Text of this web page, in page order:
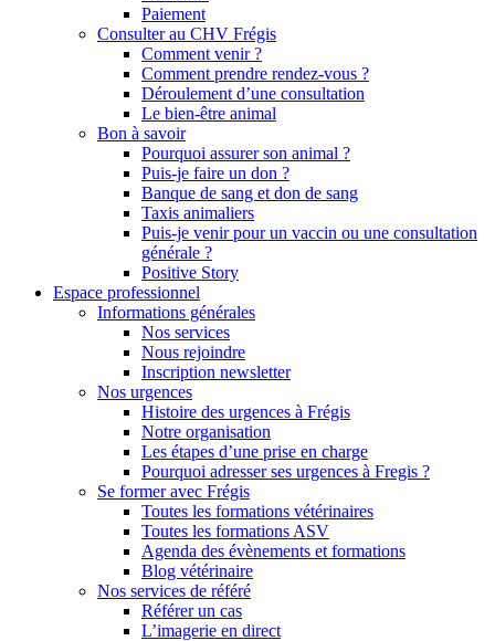
Paiement
Consulter au CHV Frégis
Comment venir ?
Comment prendre rendez-vous ?
Déroulement d’une consultation
Le bien-être animal
Bon à savoir
Pourquoi assurer son animal ?
Puis-je faire un don ?
Banque de sang et don de sang
Taxis animaliers
Puis-je venir pour un vaccin ou une consultation
générale ?
Positive Story
Espace professionnel
Informations générales
Nos services
Nous rejoindre
Inscription newsletter
Nos urgences
Histoire des urgences à Frégis
Notre organisation
Les étapes d’une prise en charge
Pourquoi adresser ses urgences à Fregis ?
Se former avec Frégis
Toutes les formations vétérinaires
Toutes les formations ASV
Agenda des évènements et formations
Blog vétérinaire
Nos services de référé
Référer un cas
L’imagerie en direct